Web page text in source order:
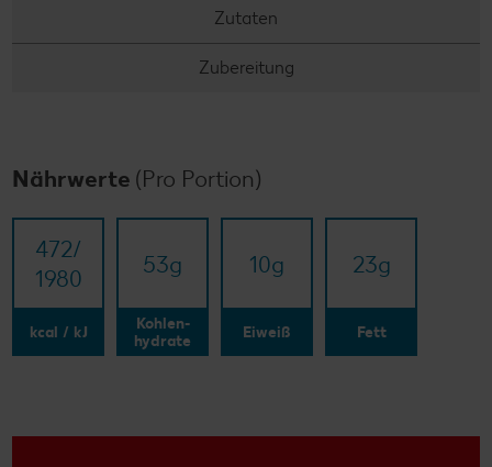
Zutaten
Zubereitung
Nährwerte (Pro Portion)
472/​
1980
kcal / kJ
53g
Kohlen-
hydrate
10g
Eiweiß
23g
Fett